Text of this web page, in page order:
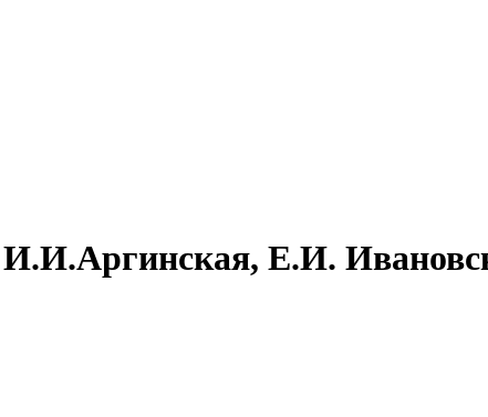
И.И.Аргинская, Е.И.